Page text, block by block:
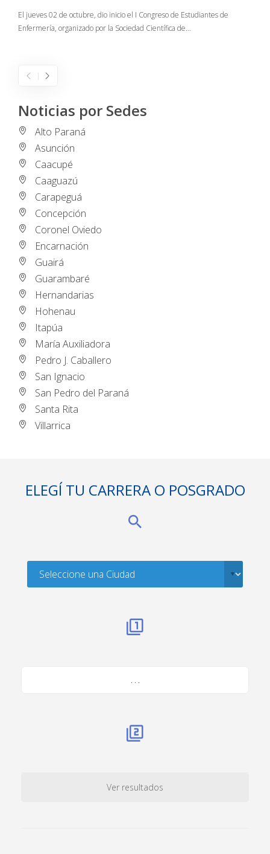
El jueves 02 de octubre, dio inicio el I Congreso de Estudiantes de
Enfermería, organizado por la Sociedad Científica de…
Noticias por Sedes
Alto Paraná
Asunción
Caacupé
Caaguazú
Carapeguá
Concepción
Coronel Oviedo
Encarnación
Guairá
Guarambaré
Hernandarias
Hohenau
Itapúa
María Auxiliadora
Pedro J. Caballero
San Ignacio
San Pedro del Paraná
Santa Rita
Villarrica
ELEGÍ TU CARRERA O POSGRADO
. . .
Ver resultados